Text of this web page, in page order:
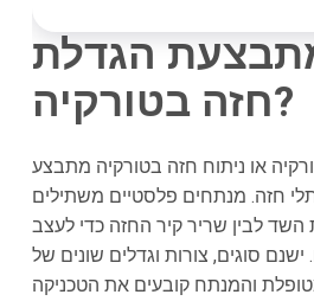
הגדלת
חזה בטורקיה?
או ניתוח חזה בטורקיה מתבצע
חזה. מנתחים פלסטיים משתילים
לבין שריר קיר החזה כדי לעצב
סוגים, צורות וגדלים שונים של
והמנתח קובעים את הטכניקה